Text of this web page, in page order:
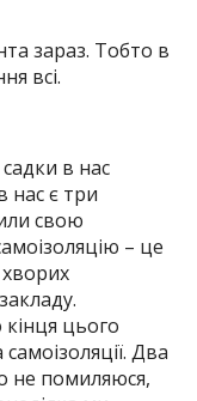
зараз. Тобто в
всі.
в нас
нас є три
свою
– це
хворих
цього
Два
не помиляюся,